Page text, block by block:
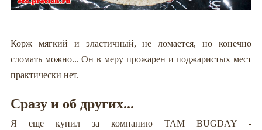
Корж мягкий и эластичный, не ломается, но конечно
сломать можно... Он в меру прожарен и поджаристых мест
практически нет.
Сразу и об других...
Я еще купил за компанию TAM BUGDAY -